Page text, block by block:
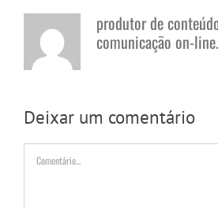
produtor de
comunicação on-line.
Deixar um comentário
Comentário